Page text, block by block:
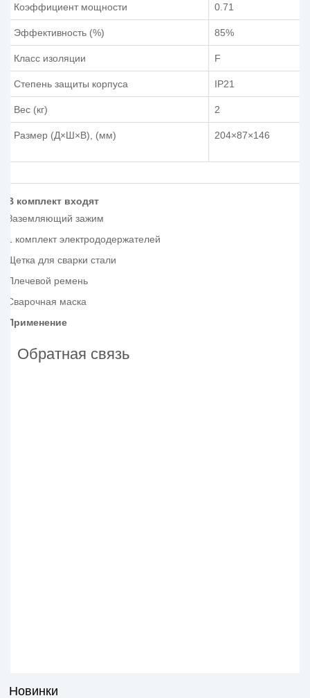
Коэффициент мощности 0.71
Эффективность (%) 85%
Класс изоляции F
Степень защиты корпуса IP21
Вес (кг) 2
Размер (Д×Ш×В), (мм) 204×87×146
В комплект входят
Заземляющий зажим
1 комплект электрододержателей
Щетка для сварки стали
Плечевой ремень
Сварочная маска
Применение
Обратная связь
Новинки